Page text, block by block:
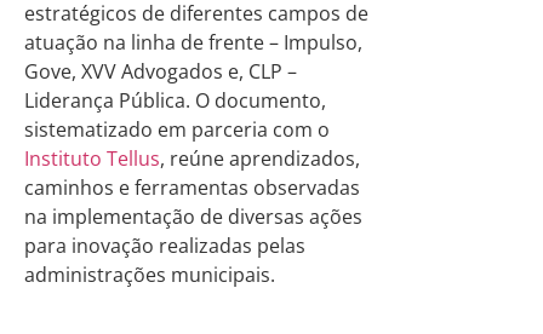
estratégicos de diferentes campos de
atuação na linha de frente – Impulso,
Gove, XVV Advogados e, CLP –
Liderança Pública. O documento,
sistematizado em parceria com o
Instituto Tellus, reúne aprendizados,
caminhos e ferramentas observadas
na implementação de diversas ações
para inovação realizadas pelas
administrações municipais.